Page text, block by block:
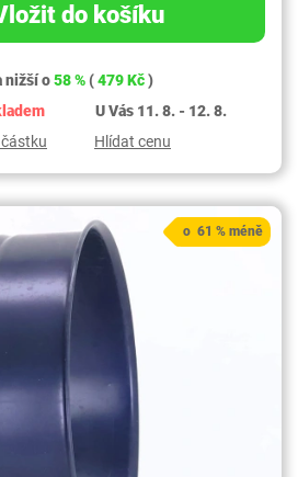
do košíku
nižší o58 %(479 Kč)
U Vás 11. 8. - 12. 8.
Hlídat cenu
o 61 % méně